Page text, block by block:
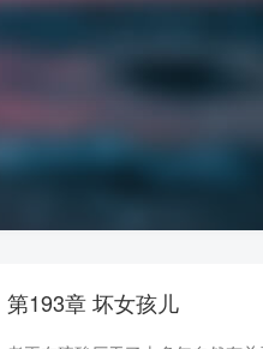
第193章 坏女孩儿